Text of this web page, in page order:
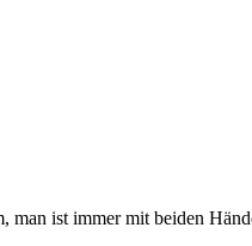
man ist immer mit beiden